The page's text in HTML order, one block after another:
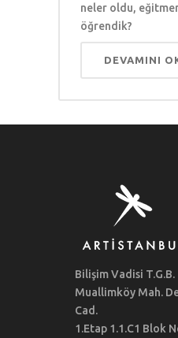
neler oldu,
öğrendik?
DEVAMINI
Bilişim Vadisi T.G.B.
Muallimköy Mah.
Cad.
1.Etap 1.1.C1 Blok